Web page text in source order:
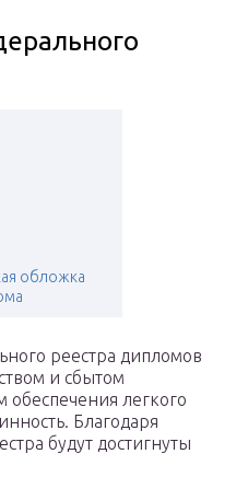
обложка
реестра дипломов
и сбытом
легкого
Благодаря
будут достигнуты